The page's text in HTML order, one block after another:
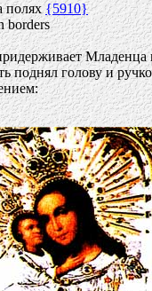
полях{5910}
borders
Младенца
поднял голову и